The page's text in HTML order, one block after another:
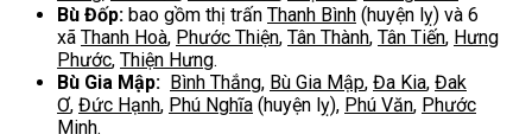
Bù Đốp: bao gồm thị trấn Thanh Bình (huyện lỵ) và 6
xã Thanh Hoà, Phước Thiện, Tân Thành, Tân Tiến, Hưng
Phước, Thiện Hưng.
Bù Gia Mập: Bình Thắng, Bù Gia Mập, Đa Kia, Đak
Ơ, Đức Hạnh, Phú Nghĩa (huyện lỵ), Phú Văn, Phước
Minh.